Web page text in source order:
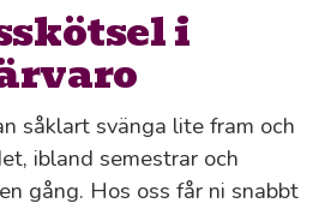
i
såklart svänga lite fram och
ibland semestrar och
gång. Hos oss får ni snabbt